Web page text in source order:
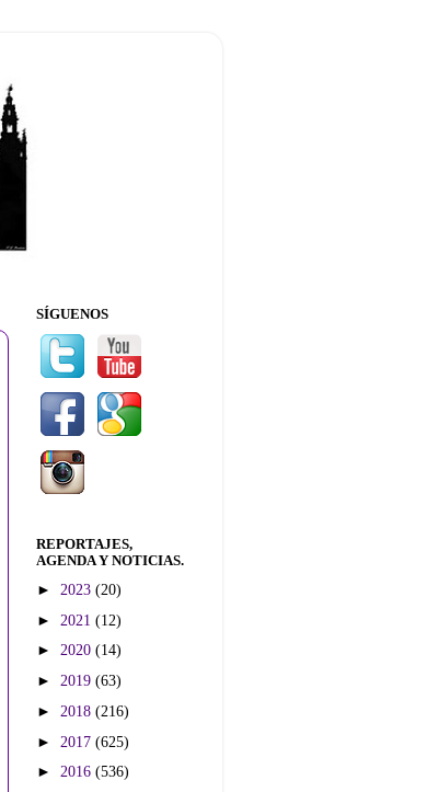
SÍGUENOS
REPORTAJES,
AGENDA Y NOTICIAS.
► 2023 (20)
► 2021 (12)
► 2020 (14)
► 2019 (63)
► 2018 (216)
► 2017 (625)
► 2016 (536)